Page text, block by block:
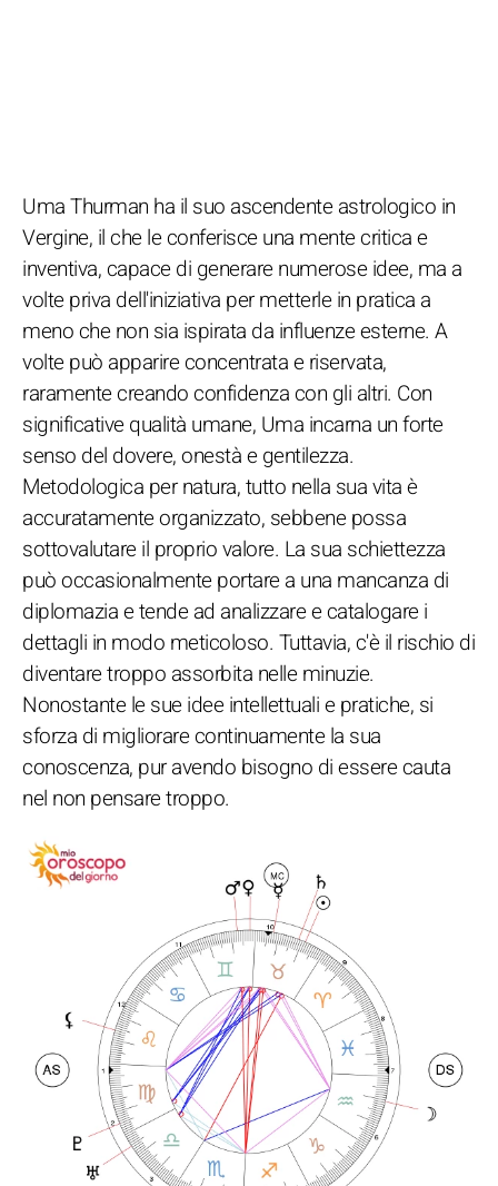
Uma Thurman ha il suo ascendente astrologico in
Vergine, il che le conferisce una mente critica e
inventiva, capace di generare numerose idee, ma a
volte priva dell'iniziativa per metterle in pratica a
meno che non sia ispirata da influenze esterne. A
volte può apparire concentrata e riservata,
raramente creando confidenza con gli altri. Con
significative qualità umane, Uma incarna un forte
senso del dovere, onestà e gentilezza.
Metodologica per natura, tutto nella sua vita è
accuratamente organizzato, sebbene possa
sottovalutare il proprio valore. La sua schiettezza
può occasionalmente portare a una mancanza di
diplomazia e tende ad analizzare e catalogare i
dettagli in modo meticoloso. Tuttavia, c'è il rischio di
diventare troppo assorbita nelle minuzie.
Nonostante le sue idee intellettuali e pratiche, si
sforza di migliorare continuamente la sua
conoscenza, pur avendo bisogno di essere cauta
nel non pensare troppo.